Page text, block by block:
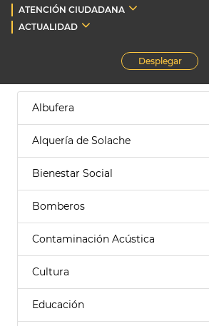
ATENCIÓN CIUDADANA
ACTUALIDAD
Desplegar
Albufera
Alquería de Solache
Bienestar Social
Bomberos
Contaminación Acústica
Cultura
Educación